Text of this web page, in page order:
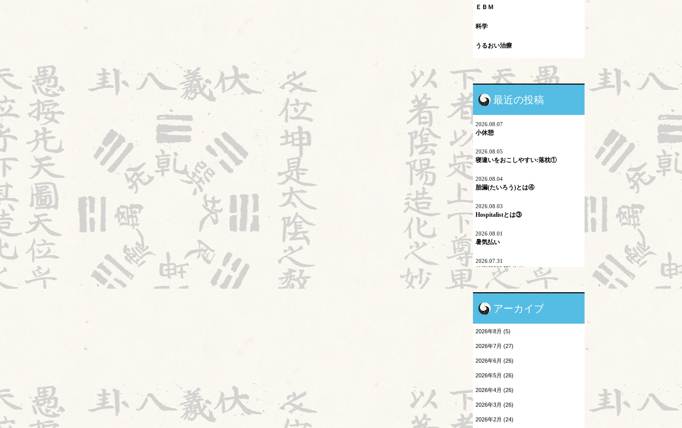
ＥＢＭ
科学
うるおい治療
カレント
シュタイナー教育
ネットワーク
マイコプラズマ肺炎
内因
不内外因
二十四節気
刺激量
医学史
地震酔い
小児と鍼灸
森のようちえん
温病
最近の投稿
2026.08.07
小休憩
2026.08.05
寝違いをおこしやすい:落枕①
2026.08.04
胎漏(たいろう)とは④
2026.08.03
Hospitalistとは③
2026.08.01
暑気払い
2026.07.31
前期筆記試験終了
2026.07.30
2026.07.29
頭が痛い③
2026.07.28
Hospitalistとは②
酷暑
アーカイブ
2026年8月 (5)
2026年7月 (27)
2026年6月 (26)
2026年5月 (26)
2026年4月 (26)
2026年3月 (26)
2026年2月 (24)